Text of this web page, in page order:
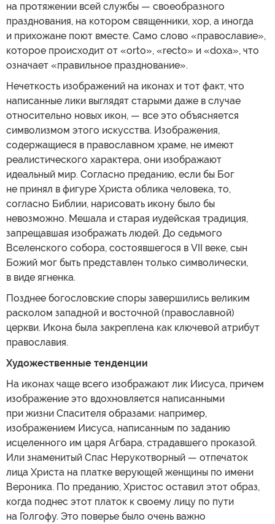
на протяжении всей службы — своеобразного
празднования, на котором священники, хор, а иногда
и прихожане поют вместе. Само слово «православие»,
которое происходит от «orto», «recto» и «doxa», что
означает «правильное празднование».
Нечеткость изображений на иконах и тот факт, что
написанные лики выглядят старыми даже в случае
относительно новых икон, — все это объясняется
символизмом этого искусства. Изображения,
содержащиеся в православном храме, не имеют
реалистического характера, они изображают
идеальный мир. Согласно преданию, если бы Бог
не принял в фигуре Христа облика человека, то,
согласно Библии, нарисовать икону было бы
невозможно. Мешала и старая иудейская традиция,
запрещавшая изображать людей. До седьмого
Вселенского собора, состоявшегося в VII веке, сын
Божий мог быть представлен только символически,
в виде ягненка.
Позднее богословские споры завершились великим
расколом западной и восточной (православной)
церкви. Икона была закреплена как ключевой атрибут
православия.
Художественные тенденции
На иконах чаще всего изображают лик Иисуса, причем
изображение это вдохновляется написанными
при жизни Спасителя образами: например,
изображением Иисуса, написанным по заданию
исцеленного им царя Агбара, страдавшего проказой.
Или знаменитый Спас Нерукотворный — отпечаток
лица Христа на платке верующей женщины по имени
Вероника. По преданию, Христос оставил этот образ,
когда поднес этот платок к своему лицу по пути
на Голгофу. Это поверье было очень важно